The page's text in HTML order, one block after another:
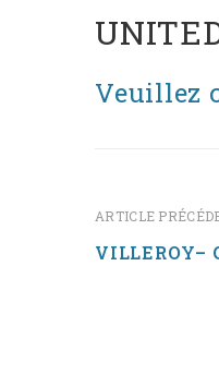
Veuillez
ARTICLE
VILLEROY–